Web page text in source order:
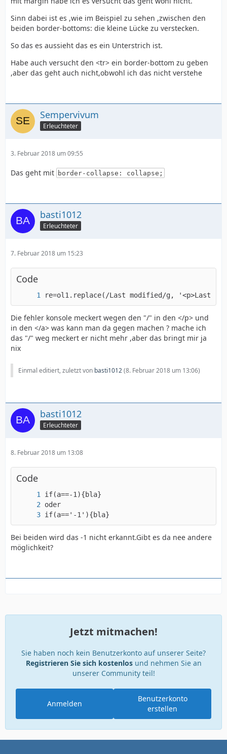
}
Sinn dabei ist es ,wie im Beispiel zu sehen ,zwischen den
beiden border-bottoms: die kleine Lücke zu verstecken.
So das es aussieht das es ein Unterstrich ist.
Habe auch versucht den <tr> ein border-bottom zu geben
,aber das geht auch nicht,obwohl ich das nicht verstehe
Sempervivum
Erleuchteter
3. Februar 2018 um 09:55
Das geht mit border-collapse: collapse;
basti1012
Erleuchteter
7. Februar 2018 um 15:23
Code
re=ol1.replace(/Last modified/g, '<p>Last
Die fehler konsole meckert wegen den "/" in den </p> und
in den </a> was kann man da gegen machen ? mache ich
das "/" weg meckert er nicht mehr ,aber das bringt mir ja
nix
Einmal editiert, zuletzt von basti1012(8. Februar 2018 um 13:06)
basti1012
Erleuchteter
8. Februar 2018 um 13:08
Code
if(a=='-1'){bla}
Bei beiden wird das -1 nicht erkannt.Gibt es da nee andere
möglichkeit?
Jetzt mitmachen!
Sie haben noch kein Benutzerkonto auf unserer Seite?
Registrieren Sie sich kostenlosund nehmen Sie an
unserer Community teil!
Benutzerkonto
erstellen
Anmelden